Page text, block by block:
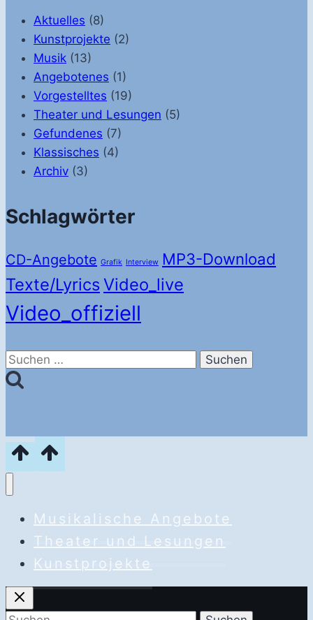
Aktuelles (8)
Kunstprojekte (2)
Musik (13)
Angebotenes (1)
Vorgestelltes (19)
Theater und Lesungen (5)
Gefundenes (7)
Klassisches (4)
Archiv (3)
Schlagwörter
CD-Angebote Grafik Interview MP3-Download
Texte/Lyrics Video_live
Video_offiziell
Suchen
nach:
Musikalische Angebote
Theater und Lesungen
Kunstprojekte